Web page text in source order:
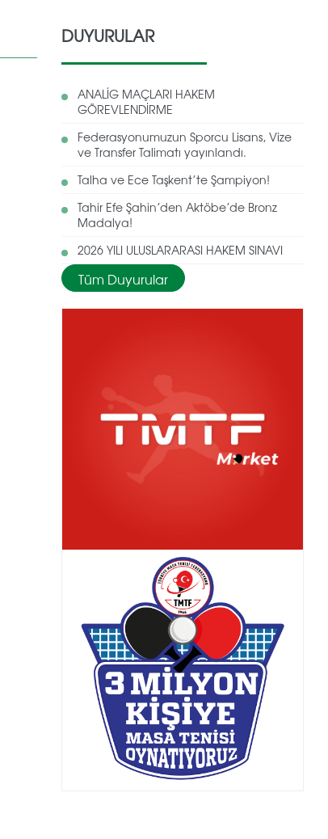
DUYURULAR
ANALİG MAÇLARI HAKEM
GÖREVLENDİRME
Federasyonumuzun Sporcu Lisans, Vize
ve Transfer Talimatı yayınlandı.
Talha ve Ece Taşkent’te Şampiyon!
Tahir Efe Şahin’den Aktöbe’de Bronz
Madalya!
2026 YILI ULUSLARARASI HAKEM SINAVI
Tüm Duyurular